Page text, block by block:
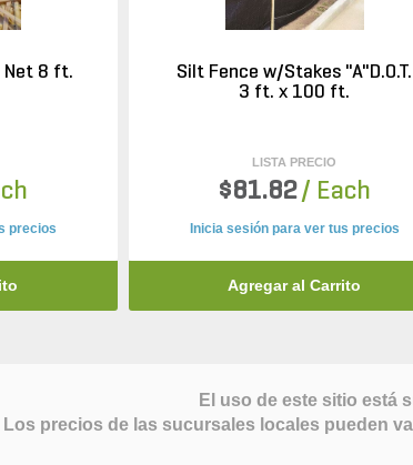
Net 8 ft.
precios
Silt Fence w/Stakes "A"D.O.T.
3 ft. x 100 ft.
LISTA PRECIO
$81.82/ Each
Inicia sesión para ver tus precios
Agregar al Carrito
El uso de este sitio está
Los precios de las sucursales locales pueden